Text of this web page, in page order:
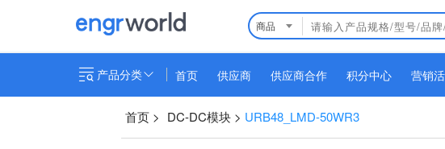
商品
产品分类 首页 供应商 供应商合作 积分中心 营销
首页 > DC-DC模块 > URB48_LMD-50WR3